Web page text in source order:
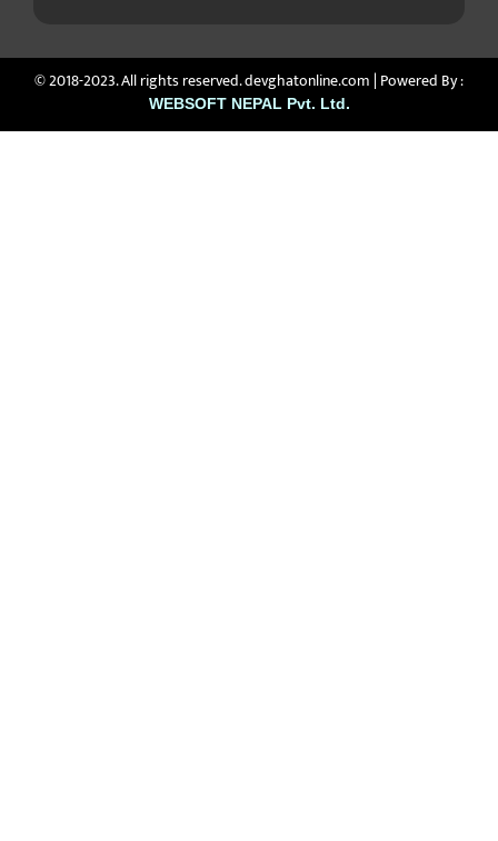
© 2018-2023. All rights reserved. devghatonline.com | Powered By :
WEBSOFT NEPAL Pvt. Ltd.